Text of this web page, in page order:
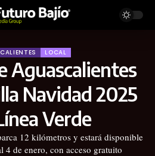
LOCAL
Aguascalientes
Navidad 2025
Verde
12 kilómetros y estará disponible
4 de enero, con acceso gratuito